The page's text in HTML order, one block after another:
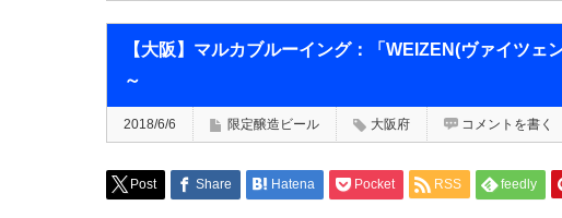
【大阪】マルカブルーイング：「WEIZEN(ヴァイツェ
～
2018/6/6 限定醸造ビール 大阪府 コメントを書く
Post Share Hatena Pocket RSS feedly